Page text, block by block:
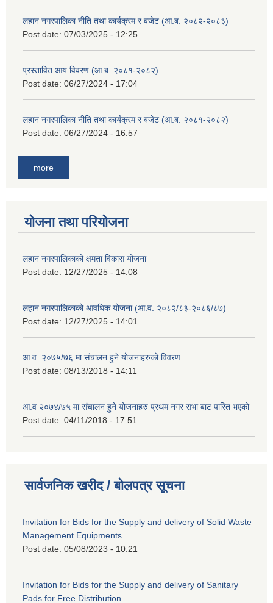
लहान नगरपालिका नीति तथा कार्यक्रम र बजेट (आ.ब. २०८२-२०८३)
Post date: 07/03/2025 - 12:25
प्रस्तावित आय विवरण (आ.ब. २०८१-२०८२)
Post date: 06/27/2024 - 17:04
लहान नगरपालिका नीति तथा कार्यक्रम र बजेट (आ.ब. २०८१-२०८२)
Post date: 06/27/2024 - 16:57
more
योजना तथा परियोजना
लहान नगरपालिकाको क्षमता विकास योजना
Post date: 12/27/2025 - 14:08
लहान नगरपालिकाको आवधिक योजना (आ.व. २०८२/८३-२०८६/८७)
Post date: 12/27/2025 - 14:01
आ.व. २०७५/७६ मा संचालन हुने योजनाहरुको विवरण
Post date: 08/13/2018 - 14:11
आ.व २०७४/७५ मा संचालन हुने योजनाहरु प्रथम नगर सभा बाट पारित भएको
Post date: 04/11/2018 - 17:51
सार्वजनिक खरीद / बोलपत्र सूचना
Invitation for Bids for the Supply and delivery of Solid Waste
Management Equipments
Post date: 05/08/2023 - 10:21
Invitation for Bids for the Supply and delivery of Sanitary
Pads for Free Distribution